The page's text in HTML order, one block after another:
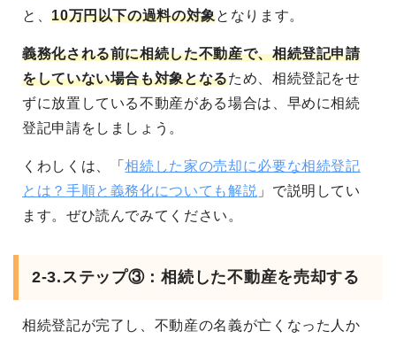
と、10万円以下の過料の対象となります。
義務化される前に相続した不動産で、相続登記申請
をしていない場合も対象となるため、相続登記をせ
ずに放置している不動産がある場合は、早めに相続
登記申請をしましょう。
くわしくは、「相続した家の売却に必要な相続登記
とは？手順と義務化についても解説 」で説明してい
ます。ぜひ読んでみてください。
2-3.ステップ③：相続した不動産を売却する
相続登記が完了し、不動産の名義が亡くなった人か